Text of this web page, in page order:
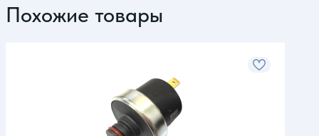
Похожие товары